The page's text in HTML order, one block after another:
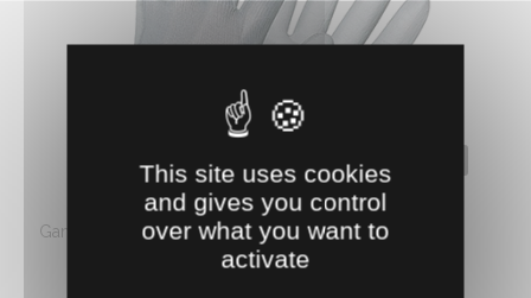
GANTS SKINPRO ROSTAING
Gant fin et ultra-léger, pour les travaux de précision du
bâtiment (plomberie, ...
This site uses cookies
and gives you control
over what you want to
activate